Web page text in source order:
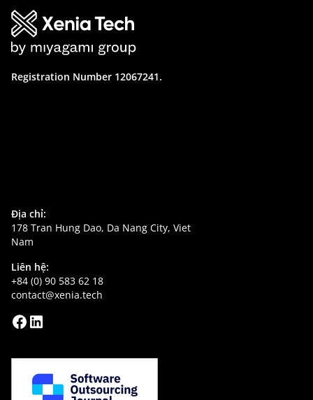
Registration Number 12067241.
Địa chỉ:
178 Tran Hung Dao, Da Nang City, Viet
Nam
Liên hệ:
+84 (0) 90 583 62 18
contact@xenia.tech